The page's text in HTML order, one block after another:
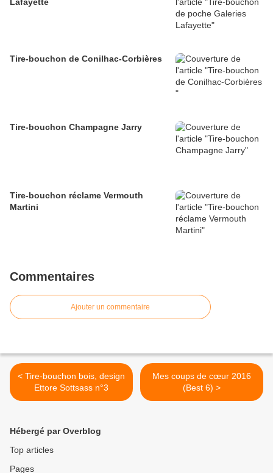
Tire-bouchon de Conilhac-Corbières
Tire-bouchon Champagne Jarry
Tire-bouchon réclame Vermouth
Martini
Commentaires
Ajouter un commentaire
< Tire-bouchon bois, design
Ettore Sottsass n°3
Mes coups de cœur 2016
(Best 6) >
Hébergé par Overblog
Top articles
Pages